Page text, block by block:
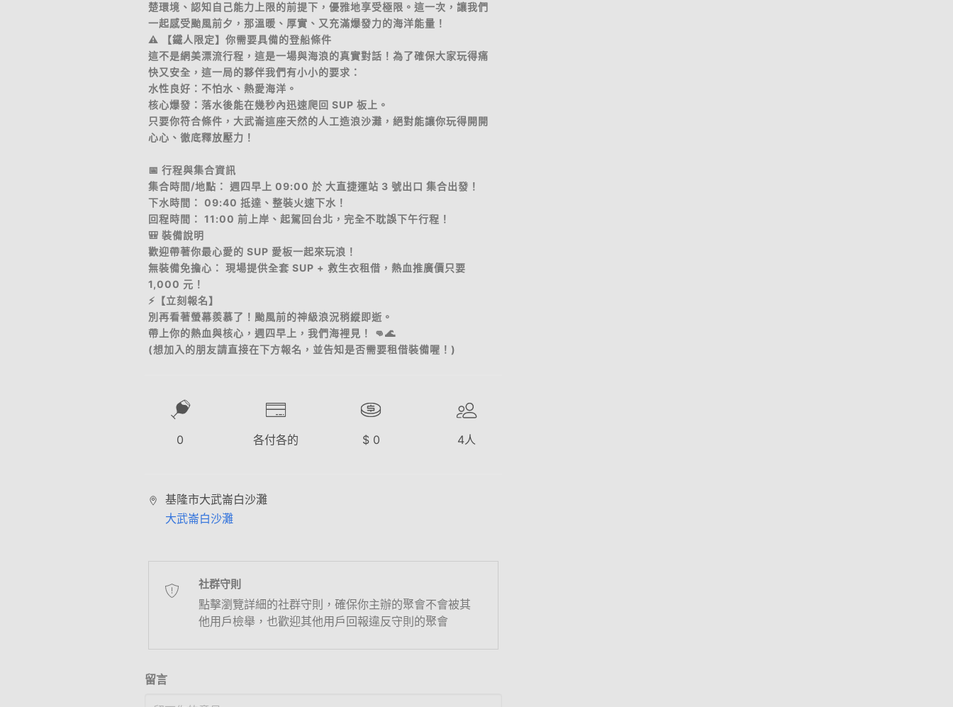
楚環境、認知自己能力上限的前提下，優雅地享受極限。這一次，讓我們
一起感受颱風前夕，那溫暖、厚實、又充滿爆發力的海洋能量！
​⚠️ 【鐵人限定】你需要具備的登船條件
​這不是網美漂流行程，這是一場與海浪的真實對話！為了確保大家玩得痛
快又安全，這一局的夥伴我們有小小的要求：
​水性良好：不怕水、熱愛海洋。
​核心爆發：落水後能在幾秒內迅速爬回 SUP 板上。
​只要你符合條件，大武崙這座天然的人工造浪沙灘，絕對能讓你玩得開開
心心、徹底釋放壓力！
​📅 行程與集合資訊
​集合時間/地點： 週四早上 09:00 於 大直捷運站 3 號出口 集合出發！
​下水時間： 09:40 抵達、整裝火速下水！
​回程時間： 11:00 前上岸、起駕回台北，完全不耽誤下午行程！
​🎒 裝備說明
​歡迎帶著你最心愛的 SUP 愛板一起來玩浪！
​無裝備免擔心： 現場提供全套 SUP + 救生衣租借，熱血推廣價只要
1,000 元！
​⚡【立刻報名】
​別再看著螢幕羨慕了！颱風前的神級浪況稍縱即逝。
帶上你的熱血與核心，週四早上，我們海裡見！ 👊🌊
​(想加入的朋友請直接在下方報名，並告知是否需要租借裝備喔！)
0 各付各的 $ 0 4人
基隆市大武崙白沙灘
大武崙白沙灘
社群守則
點擊瀏覽詳細的社群守則，確保你主辦的聚會不會被其
他用戶檢舉，也歡迎其他用戶回報違反守則的聚會
留言